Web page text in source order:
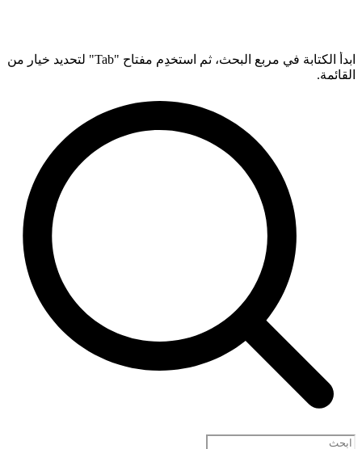
ابدأ الكتابة في مربع البحث، ثم استخدِم مفتاح "Tab" لتحديد خيار من
القائمة.